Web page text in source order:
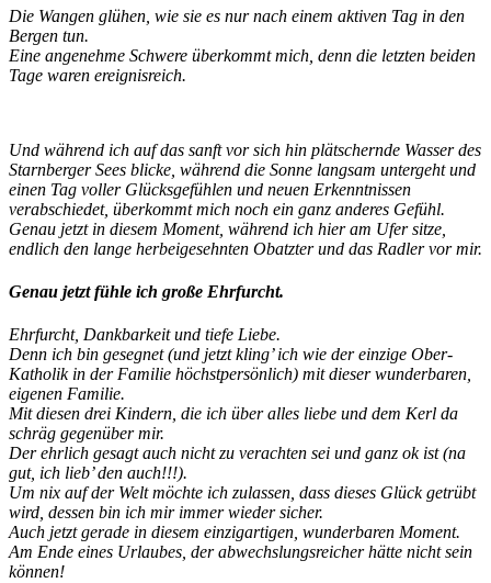
Die Wangen glühen, wie sie es nur nach einem aktiven Tag in den
Bergen tun.
Eine angenehme Schwere überkommt mich, denn die letzten beiden
Tage waren ereignisreich.
Und während ich auf das sanft vor sich hin plätschernde Wasser des
Starnberger Sees blicke, während die Sonne langsam untergeht und
einen Tag voller Glücksgefühlen und neuen Erkenntnissen
verabschiedet, überkommt mich noch ein ganz anderes Gefühl.
Genau jetzt in diesem Moment, während ich hier am Ufer sitze,
endlich den lange herbeigesehnten Obatzter und das Radler vor mir.
Genau jetzt fühle ich große Ehrfurcht.
Ehrfurcht, Dankbarkeit und tiefe Liebe.
Denn ich bin gesegnet (und jetzt kling’ ich wie der einzige Ober-
Katholik in der Familie höchstpersönlich) mit dieser wunderbaren,
eigenen Familie.
Mit diesen drei Kindern, die ich über alles liebe und dem Kerl da
schräg gegenüber mir.
Der ehrlich gesagt auch nicht zu verachten sei und ganz ok ist (na
gut, ich lieb’ den auch!!!).
Um nix auf der Welt möchte ich zulassen, dass dieses Glück getrübt
wird, dessen bin ich mir immer wieder sicher.
Auch jetzt gerade in diesem einzigartigen, wunderbaren Moment.
Am Ende eines Urlaubes, der abwechslungsreicher hätte nicht sein
können!